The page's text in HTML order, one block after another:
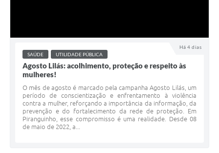
Há 4 dias
SAÚDE UTILIDADE PÚBLICA
Agosto Lilás: acolhimento, proteção e respeito às
mulheres!
O mês de agosto é marcado pela campanha Agosto Lilás, um
período de conscientização e enfrentamento à violência
contra a mulher, reforçando a importância da informação, da
prevenção e do fortalecimento da rede de proteção. Em
Piranguinho, esse compromisso é uma realidade. Desde 08
de maio de 2022, a...